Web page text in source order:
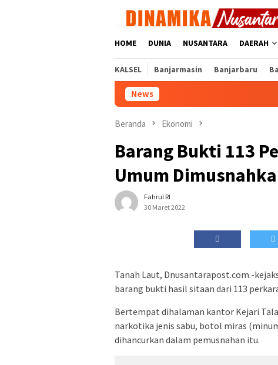
HOME DUNIA NUSANTARA DAERAH
KALSEL Banjarmasin Banjarbaru
News
Beranda Ekonomi
Barang Bukti 113
Umum
Fahrul RI
30 Maret 2022
Tanah Laut, Dnusantarapost.com.-
barang bukti hasil sitaan dari 113
Bertempat dihalaman kantor Kejari
narkotika jenis sabu, botol miras
dihancurkan dalam pemusnahan itu.